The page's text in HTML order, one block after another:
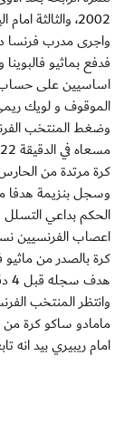
2002، والثالثة امام اليونان عام 2010.
فدفع بماثيو
اساسيين على حساب
الموقوف و لويك
وضغط المنتخب
كرة مرتدة من
وسجل بنزيمة هدفا
اعصاب الفرنسيين
هدف سجله قبل 4 دقائق والغاه الحكم.
مامادو ساكو كرة
امام ريبيري بيد انه